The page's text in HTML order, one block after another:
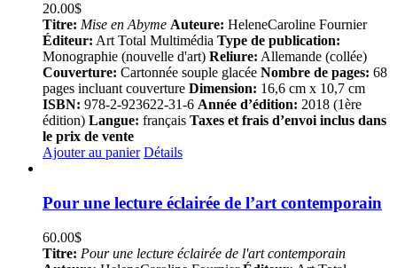
20.00$
Titre: Mise en Abyme Auteure: HeleneCaroline Fournier
Éditeur: Art Total Multimédia Type de publication:
Monographie (nouvelle d'art) Reliure: Allemande (collée)
Couverture: Cartonnée souple glacée Nombre de pages: 68
pages incluant couverture Dimension: 16,6 cm x 10,7 cm
ISBN: 978-2-923622-31-6 Année d’édition: 2018 (1ère
édition) Langue: français Taxes et frais d’envoi inclus dans
le prix de vente
Ajouter au panier Détails
Pour une lecture éclairée de l’art contemporain
60.00$
Titre: Pour une lecture éclairée de l'art contemporain